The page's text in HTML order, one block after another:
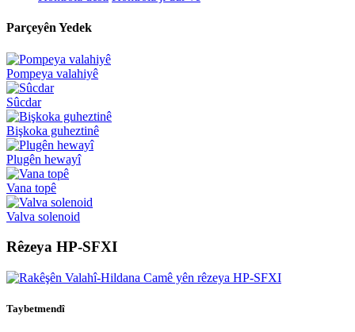
Parçeyên Yedek
Pompeya valahiyê
Sûcdar
Bişkoka guheztinê
Plugên hewayî
Vana topê
Valva solenoid
Rêzeya HP-SFXI
Taybetmendî